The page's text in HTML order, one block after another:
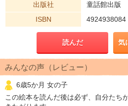
出版社
童話館出版
ISBN
4924938084
読んだ 気
みんなの声（レビュー）
6歳5か月 女の子
この絵本を読んだ後は必ず、自分たち